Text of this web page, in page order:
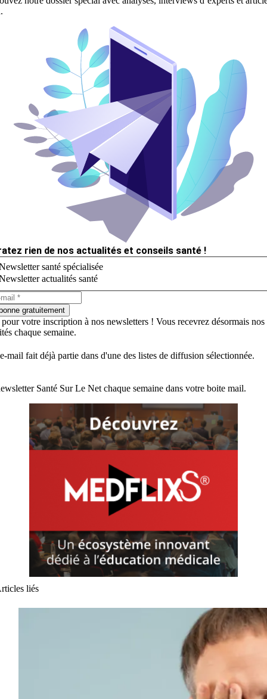
rien de nos actualités et conseils santé !
santé spécialisée
actualités santé
gratuitement
votre inscription à nos newsletters ! Vous recevrez désormais nos
chaque semaine.
mail fait déjà partie dans d'une des listes de diffusion sélectionnée.
Santé Sur Le Net chaque semaine dans votre boite mail.
liés